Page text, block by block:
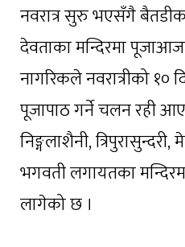
नवरात्र सुरु भएसँगै
देवताका मन्दिरमा
नागरिकले नवरात्रीको १०
पूजापाठ गर्ने चलन रही
निङ्गलाशैनी,
भगवती लगायतका
लागेको छ ।